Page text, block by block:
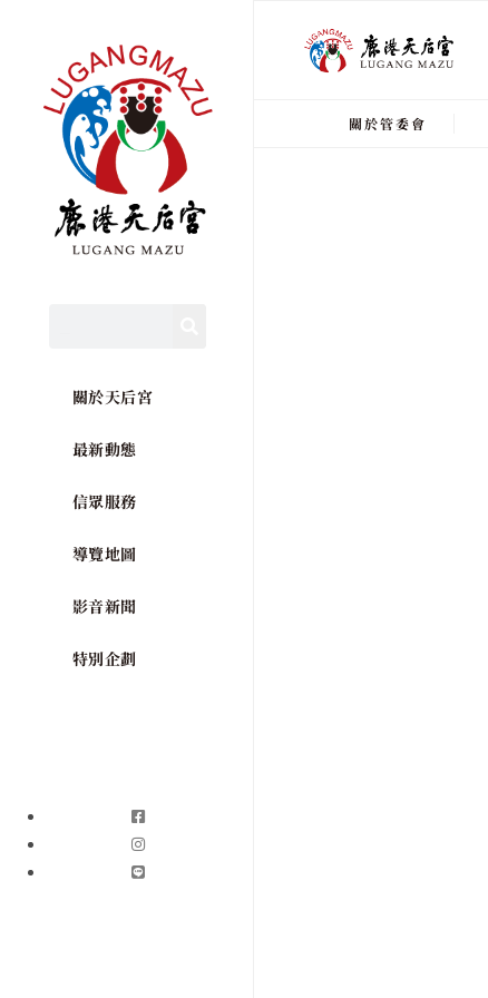
關於天后宮
最新動態
信眾服務
導覽地圖
影音新聞
特別企劃
關於管委會